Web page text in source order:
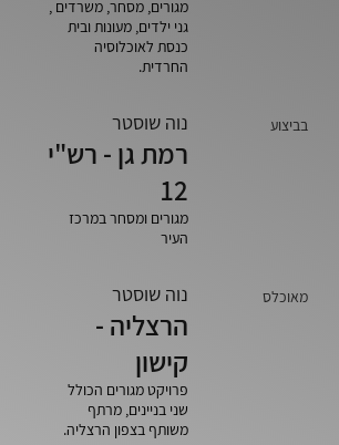
מגורים, מסחר, משרדים ,
גני ילדים, מעונות ובית
כנסת לאוכלוסיה
החרדית.
רמת גן - רש"י
12
מגורים ומסחר במרכז
העיר
נוה שוסטר בביצוע
הרצליה -
קישון
פרויקט מגורים הכולל
שני בניינים, מרתף
משותף בצפון הרצליה.
נוה שוסטר מאוכלס